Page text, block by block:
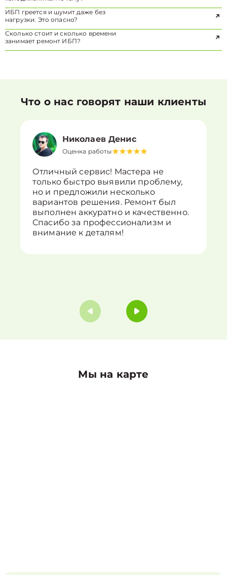
ИБП греется и шумит даже без
нагрузки. Это опасно?
Сколько стоит и сколько времени
занимает ремонт ИБП?
Что о нас говорят наши клиенты
Николаев Денис
Оценка работы
Отличный сервис! Мастера не
только быстро выявили проблему,
но и предложили несколько
вариантов решения. Ремонт был
выполнен аккуратно и качественно.
Спасибо за профессионализм и
внимание к деталям!
Мы на карте